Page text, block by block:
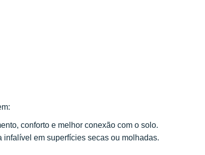
conforto e melhor conexão com o solo.
infalível em superfícies secas ou molhadas.